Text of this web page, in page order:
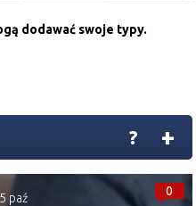
dodawać swoje typy.
+
?
0
paź